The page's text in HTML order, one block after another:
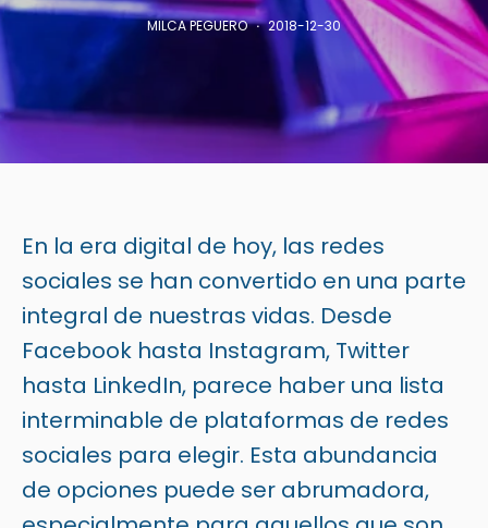
MILCA PEGUERO 2018-12-30
En la era digital de hoy, las redes
sociales se han convertido en una parte
integral de nuestras vidas. Desde
Facebook hasta Instagram, Twitter
hasta LinkedIn, parece haber una lista
interminable de plataformas de redes
sociales para elegir. Esta abundancia
de opciones puede ser abrumadora,